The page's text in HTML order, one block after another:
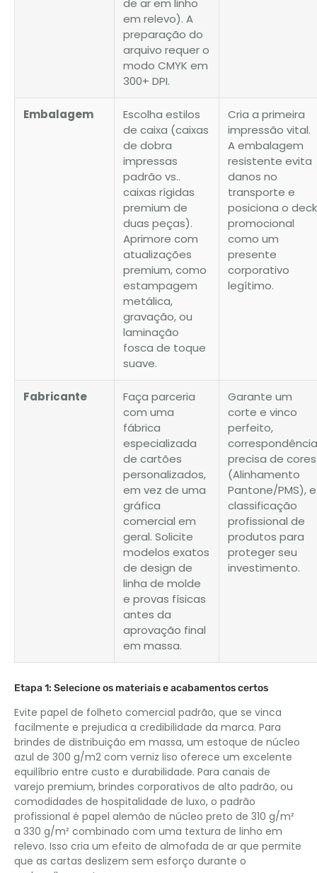
de ar em linho
em relevo). A
preparação do
arquivo requer o
modo CMYK em
300+ DPI.
Embalagem
Escolha estilos
de caixa (caixas
de dobra
impressas
padrão vs..
caixas rígidas
premium de
duas peças).
Aprimore com
atualizações
premium, como
estampagem
metálica,
gravação, ou
laminação
fosca de toque
suave.
Cria a primeira
impressão vital.
A embalagem
resistente evita
danos no
transporte e
posiciona o deck
promocional
como um
presente
corporativo
legítimo.
Fabricante
Faça parceria
com uma
fábrica
especializada
de cartões
personalizados,
em vez de uma
gráfica
comercial em
geral. Solicite
modelos exatos
de design de
linha de molde
e provas físicas
antes da
aprovação final
em massa.
Garante um
corte e vinco
perfeito,
correspondência
precisa de cores
(Alinhamento
Pantone/PMS), e
classificação
profissional de
produtos para
proteger seu
investimento.
Etapa 1: Selecione os materiais e acabamentos certos
Evite papel de folheto comercial padrão, que se vinca
facilmente e prejudica a credibilidade da marca. Para
brindes de distribuição em massa, um estoque de núcleo
azul de 300 g/m2 com verniz liso oferece um excelente
equilíbrio entre custo e durabilidade. Para canais de
varejo premium, brindes corporativos de alto padrão, ou
comodidades de hospitalidade de luxo, o padrão
profissional é papel alemão de núcleo preto de 310 g/m²
a 330 g/m² combinado com uma textura de linho em
relevo. Isso cria um efeito de almofada de ar que permite
que as cartas deslizem sem esforço durante o